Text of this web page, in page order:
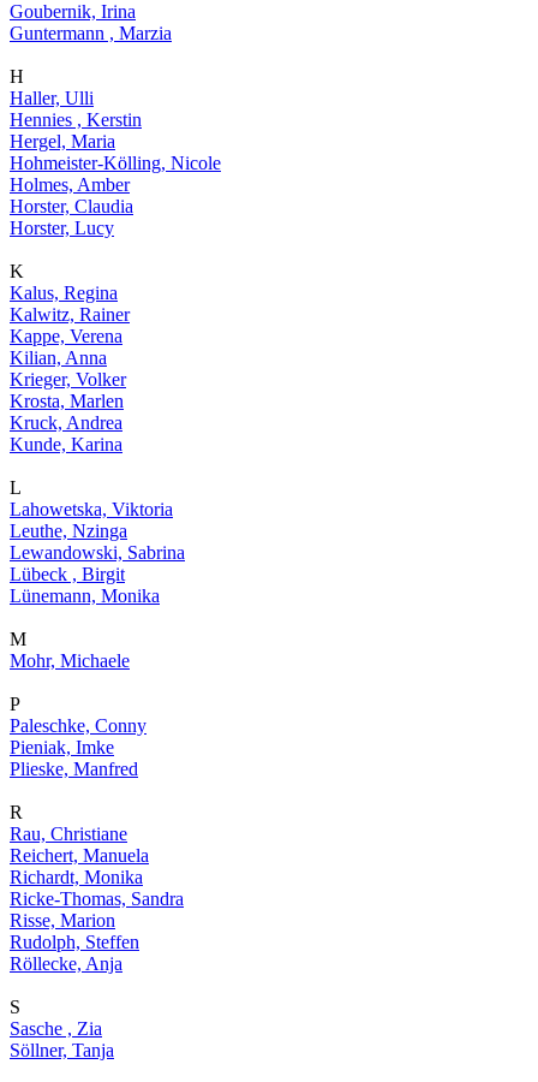
Goubernik, Irina
Guntermann , Marzia
H
Haller, Ulli
Hennies , Kerstin
Hergel, Maria
Hohmeister-Kölling, Nicole
Holmes, Amber
Horster, Claudia
Horster, Lucy
K
Kalus, Regina
Kalwitz, Rainer
Kappe, Verena
Kilian, Anna
Krieger, Volker
Krosta, Marlen
Kruck, Andrea
Kunde, Karina
L
Lahowetska, Viktoria
Leuthe, Nzinga
Lewandowski, Sabrina
Lübeck , Birgit
Lünemann, Monika
M
Mohr, Michaele
P
Paleschke, Conny
Pieniak, Imke
Plieske, Manfred
R
Rau, Christiane
Reichert, Manuela
Richardt, Monika
Ricke-Thomas, Sandra
Risse, Marion
Rudolph, Steffen
Röllecke, Anja
S
Sasche , Zia
Söllner, Tanja